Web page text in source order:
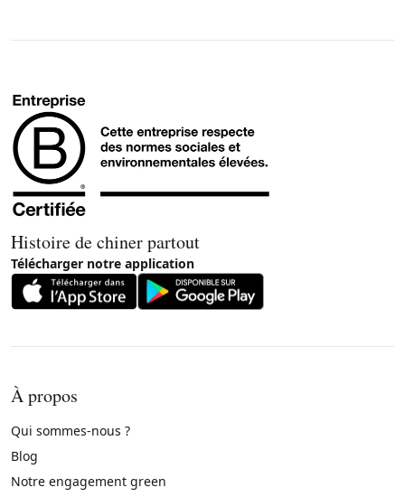
Histoire de chiner partout
Télécharger notre application
À propos
Qui sommes-nous ?
Blog
Notre engagement green